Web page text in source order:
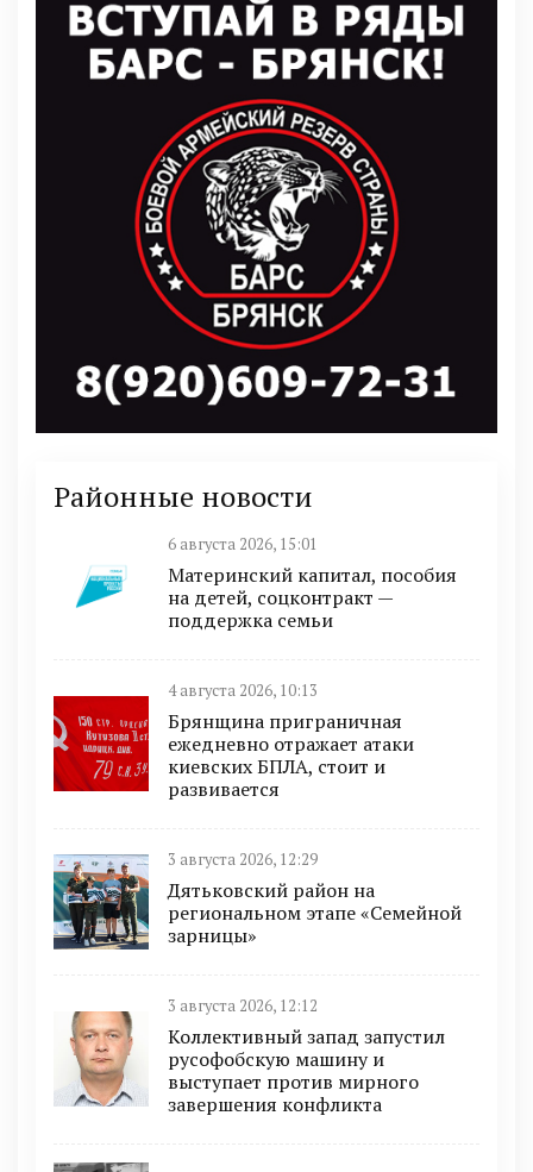
Районные новости
6 августа 2026, 15:01
Материнский капитал, пособия
на детей, соцконтракт —
поддержка семьи
4 августа 2026, 10:13
Брянщина приграничная
ежедневно отражает атаки
киевских БПЛА, стоит и
развивается
3 августа 2026, 12:29
Дятьковский район на
региональном этапе «Семейной
зарницы»
3 августа 2026, 12:12
Коллективный запад запустил
русофобскую машину и
выступает против мирного
завершения конфликта